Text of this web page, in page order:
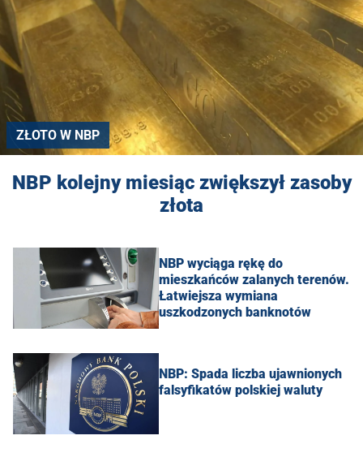
ZŁOTO W NBP
NBP kolejny miesiąc zwiększył zasoby
złota
NBP wyciąga rękę do
mieszkańców zalanych terenów.
Łatwiejsza wymiana
uszkodzonych banknotów
NBP: Spada liczba ujawnionych
falsyfikatów polskiej waluty